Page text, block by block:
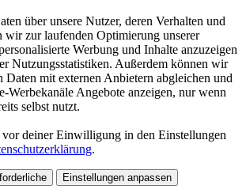
über unsere Nutzer, deren Verhalten und
wir zur laufenden Optimierung unserer
Werbung und Inhalte anzuzeigen
Nutzungsstatistiken. Außerdem können wir
Daten mit externen Anbietern abgleichen und
Werbekanäle Angebote anzeigen, nur wenn
selbst nutzt.
deiner Einwilligung in den Einstellungen
.
Einstellungen anpassen